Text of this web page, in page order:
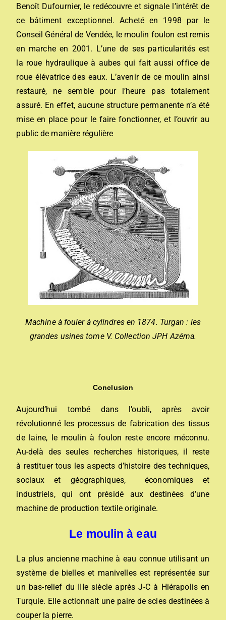
Benoît Dufournier, le redécouvre et signale l’intérêt de
ce bâtiment exceptionnel. Acheté en 1998 par le
Conseil Général de Vendée, le moulin foulon est remis
en marche en 2001. L’une de ses particularités est
la roue hydraulique à aubes qui fait aussi office de
roue élévatrice des eaux. L’avenir de ce moulin ainsi
restauré, ne semble pour l’heure pas totalement
assuré. En effet, aucune structure permanente n’a été
mise en place pour le faire fonctionner, et l’ouvrir au
public de manière régulière
Machine à fouler à cylindres en 1874. Turgan : les
grandes usines tome V. Collection JPH Azéma.
Conclusion
Aujourd’hui tombé dans l’oubli, après avoir
révolutionné les processus de fabrication des tissus
de laine, le moulin à foulon reste encore méconnu.
Au-delà des seules recherches historiques, il reste
à restituer tous les aspects d’histoire des techniques,
sociaux et géographiques, économiques et
industriels, qui ont présidé aux destinées d’une
machine de production textile originale.
Le moulin à eau
La plus ancienne machine à eau connue utilisant un
système de bielles et manivelles est représentée sur
un bas-relief du IIIe siècle après J-C à Hiérapolis en
Turquie. Elle actionnait une paire de scies destinées à
couper la pierre.